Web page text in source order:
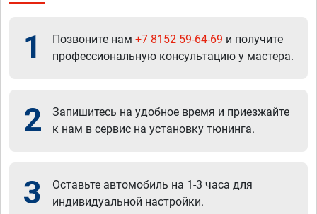
1 Позвоните нам +7 8152 59-64-69 и получите
профессиональную консультацию у мастера.
2
Запишитесь на удобное время и приезжайте
к нам в сервис на установку тюнинга.
3
Оставьте автомобиль на 1-3 часа для
индивидуальной настройки.